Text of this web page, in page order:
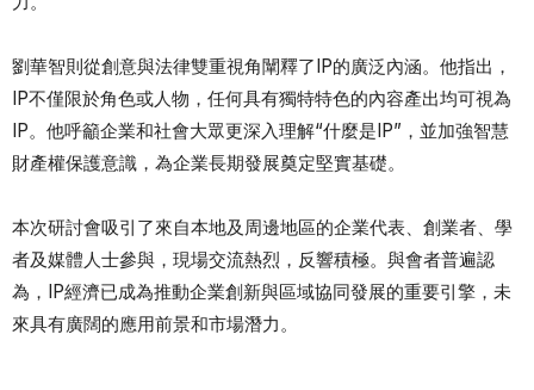
劉華智則從創意與法律雙重視角闡釋了IP的廣泛內涵。他指出，
IP不僅限於角色或人物，任何具有獨特特色的內容產出均可視為
IP。他呼籲企業和社會大眾更深入理解“什麼是IP”，並加強智慧
財產權保護意識，為企業長期發展奠定堅實基礎。
本次研討會吸引了來自本地及周邊地區的企業代表、創業者、學
者及媒體人士參與，現場交流熱烈，反響積極。與會者普遍認
為，IP經濟已成為推動企業創新與區域協同發展的重要引擎，未
來具有廣闊的應用前景和市場潛力。